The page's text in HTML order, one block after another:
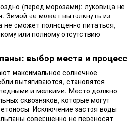
(перед морозами): луковица не
Зимой ее может вытолкнуть из
не сможет полноценно питаться,
или полному отсутствию
выбор места и процесс
максимальное солнечное
вытягиваются, становятся
и мелкими. Место должно
сквозняков, которые могут
Исключение застоя воды
совершенно не переносят